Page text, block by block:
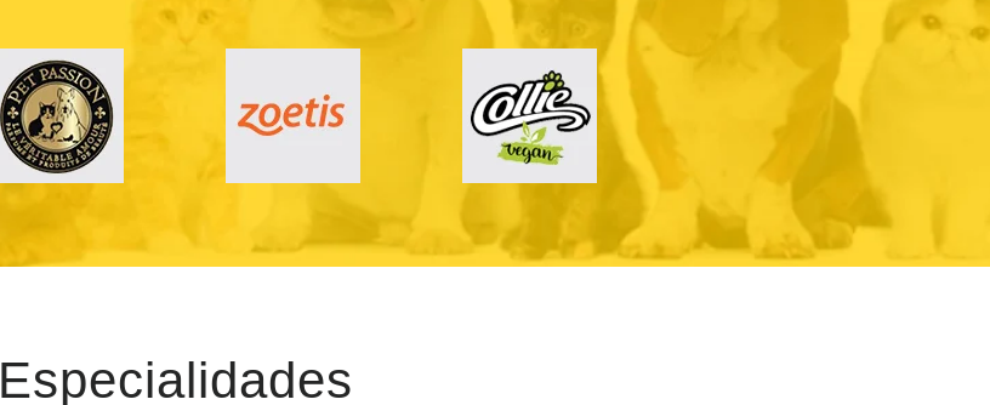
Especialidades